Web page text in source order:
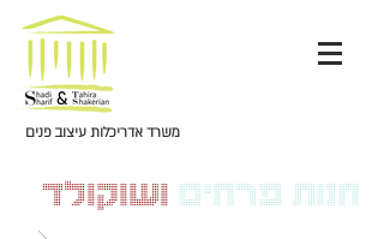
משרד אדריכלות עיצוב פנים
חנות פרחים ושוקולד